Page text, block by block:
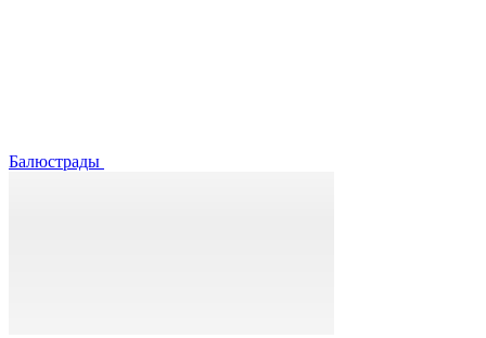
Балюстрады